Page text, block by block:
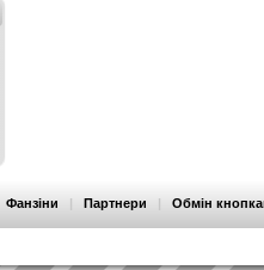
Фанзіни | Партнери | Обмін